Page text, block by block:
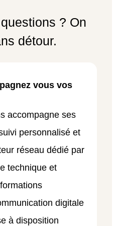
? On
détour.
vous vos
accompagne ses
personnalisé et
réseau dédié par
technique et
digitale
à disposition